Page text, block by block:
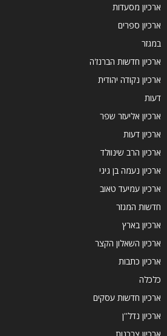
ארכיון מסעדות
ארכיון ספרים
במגזר
ארכיון חדשות הברנז'ה
ארכיון נקודה יהודית
דעות
ארכיון אליעזר שפר
ארכיון דעות
ארכיון הרב שינוולד
ארכיון נעמה בן גיגי
ארכיון עמיעד טאוב
חדשות המגזר
ארכיון בארץ
ארכיון השאלון הקצר
ארכיון כתבות
כלכלה
ארכיון חדשות עסקים
ארכיון נדל''ן
ארכיון צרכנות